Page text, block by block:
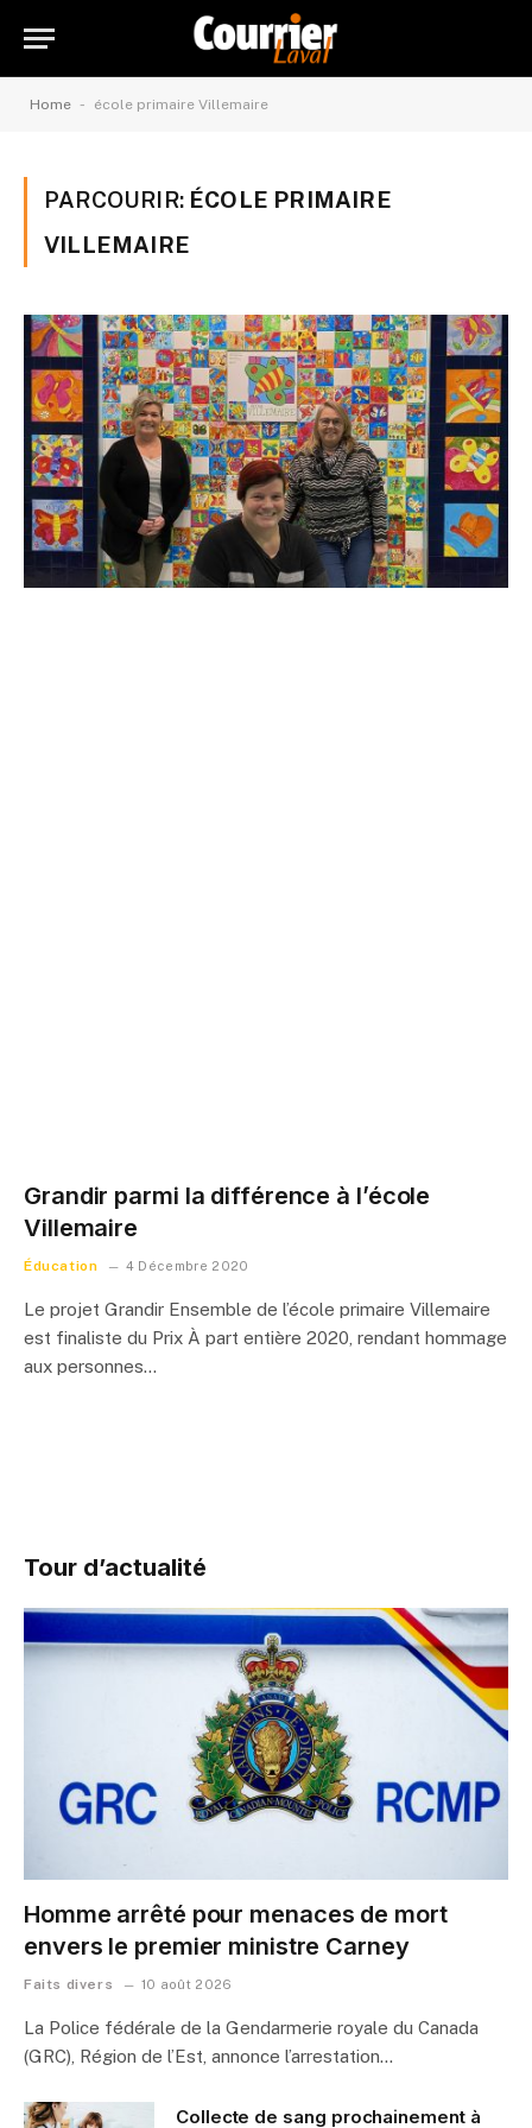
Home - école primaire Villemaire
PARCOURIR: ÉCOLE PRIMAIRE
VILLEMAIRE
Grandir parmi la différence à l’école
Villemaire
Éducation 4 Décembre 2020
Le projet Grandir Ensemble de l’école primaire Villemaire
est finaliste du Prix À part entière 2020, rendant hommage
aux personnes…
Tour d’actualité
Homme arrêté pour menaces de mort
envers le premier ministre Carney
Faits divers 10 août 2026
La Police fédérale de la Gendarmerie royale du Canada
(GRC), Région de l’Est, annonce l’arrestation…
Collecte de sang prochainement à